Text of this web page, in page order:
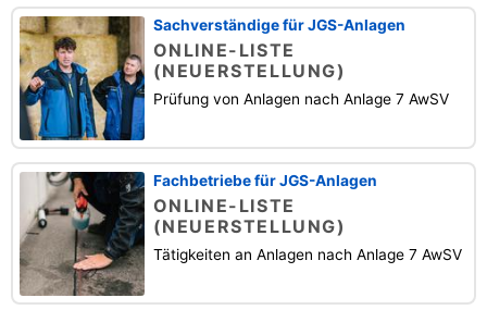
Sachverständige für JGS-Anlagen
ONLINE-LISTE
(NEUERSTELLUNG)
Prüfung von Anlagen nach Anlage 7 AwSV
Fachbetriebe für JGS-Anlagen
ONLINE-LISTE
(NEUERSTELLUNG)
Tätigkeiten an Anlagen nach Anlage 7 AwSV